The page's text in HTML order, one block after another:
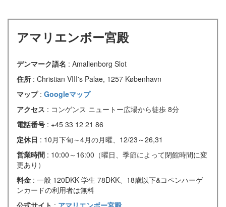
アマリエンボー宮殿
デンマーク語名 : Amalienborg Slot
住所 : Christian VIII's Palae, 1257 København
マップ : Googleマップ
アクセス : コンゲンス ニュートー広場から徒歩 8分
電話番号 : +45 33 12 21 86
定休日 : 10月下旬～4月の月曜、12/23～26,31
営業時間 : 10:00～16:00（曜日、季節によって閉館時間に変
更あり）
料金 : 一般 120DKK 学生 78DKK、18歳以下&コペンハーゲ
ンカードの利用者は無料
公式サイト : アマリエンボー宮殿